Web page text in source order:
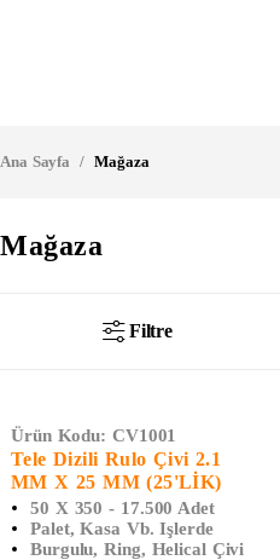
Mağaza
Ana Sayfa / Mağaza
Filtre
Ürün Kodu: CV1001
Tele Dizili Rulo Çivi 2.1
MM X 25 MM (25'LİK)
50 X 350 - 17.500 Adet
Palet, Kasa Vb. Işlerde
Burgulu, Ring, Helical Çivi